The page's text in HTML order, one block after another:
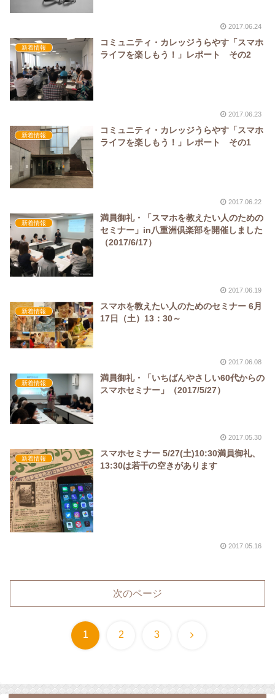
2017.06.24
新着情報
コミュニティ・カレッジうらやす「スマホ
ライフを楽しもう！」レポート その2
2017.06.23
新着情報
コミュニティ・カレッジうらやす「スマホ
ライフを楽しもう！」レポート その1
2017.06.22
新着情報
満員御礼・「スマホを教えたい人のための
セミナー」in八重洲倶楽部を開催しました
（2017/6/17）
2017.06.19
新着情報
スマホを教えたい人のためのセミナー 6月
17日（土）13：30～
2017.06.08
新着情報
満員御礼・「いちばんやさしい60代からの
スマホセミナー」（2017/5/27）
2017.05.30
新着情報
スマホセミナー 5/27(土)10:30満員御礼、
13:30は若干の空きがあります
2017.05.16
次のページ
1 2 3 次